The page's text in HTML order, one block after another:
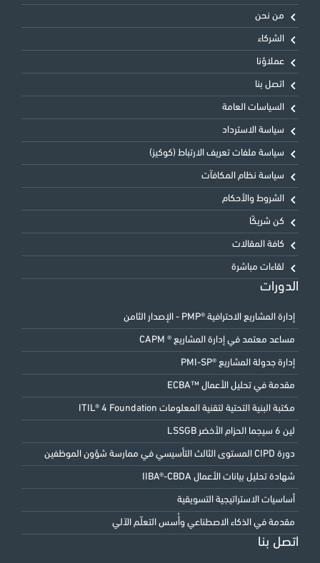
من نحن
الشركاء
عملاؤنا
اتصل بنا
السياسات العامة
سياسة الاسترداد
سياسة ملفات تعريف الارتباط (كوكيز)
سياسة نظام المكافآت
الشروط والأحكام
كن شريكًا
كافة المقالات
لقاءات مباشرة
الدورات
إدارة المشاريع الاحترافية ®PMP - الإصدار الثامن
مساعد معتمد في إدارة المشاريع ® CAPM
إدارة جدولة المشاريع ®PMI-SP
مقدمة في تحليل الأعمال ™ECBA
مكتبة البنية التحتية لتقنية المعلومات ITIL® 4 Foundation
لين 6 سيجما الحزام الأخضر LSSGB
دورة CIPD المستوى الثالث التأسيسي في ممارسة شؤون الموظفين
شهادة تحليل بيانات الأعمال IIBA®-CBDA
أساسيات الاستراتيجية التسويقية
مقدمة في الذكاء الاصطناعي وأُسس التعلّم الآلي
اتصل بنا